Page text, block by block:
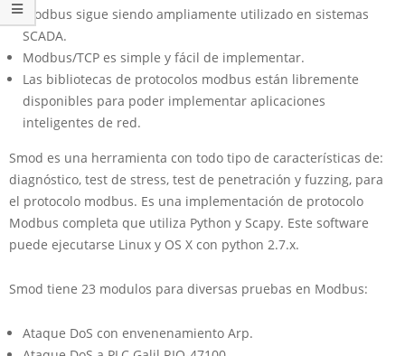
Modbus sigue siendo ampliamente utilizado en sistemas
SCADA.
Modbus/TCP es simple y fácil de implementar.
Las bibliotecas de protocolos modbus están libremente
disponibles para poder implementar aplicaciones
inteligentes de red.
Smod es una herramienta con todo tipo de características de:
diagnóstico, test de stress, test de penetración y fuzzing, para
el protocolo modbus. Es una implementación de protocolo
Modbus completa que utiliza Python y Scapy. Este software
puede ejecutarse Linux y OS X con python 2.7.x.
Smod tiene 23 modulos para diversas pruebas en Modbus:
Ataque DoS con envenenamiento Arp.